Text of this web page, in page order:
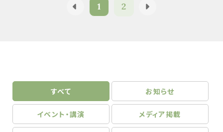
1 2
すべて お知らせ
イベント・講演 メディア掲載